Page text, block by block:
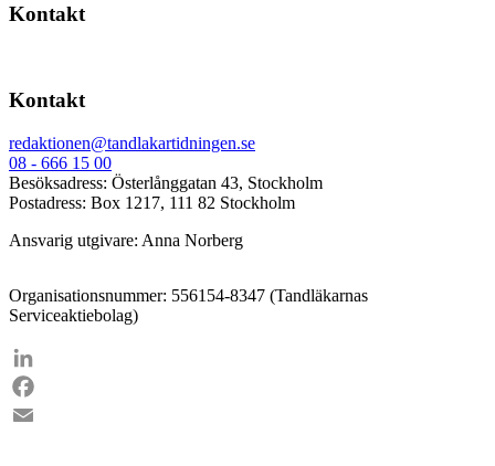
Kontakt
Kontakt
redaktionen@tandlakartidningen.se
08 - 666 15 00
Besöksadress: Österlånggatan 43, Stockholm
Postadress: Box 1217, 111 82 Stockholm
Ansvarig utgivare: Anna Norberg
Organisationsnummer: 556154-8347 (Tandläkarnas
Serviceaktiebolag)
LinkedIn
Facebook